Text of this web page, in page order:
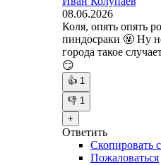
08.06.2026
Коля, опять опять
пиндосраки 🤬 Ну
города такое
😏
👍 1
👎 1
+
Ответить
Скопировать
Пожаловаться